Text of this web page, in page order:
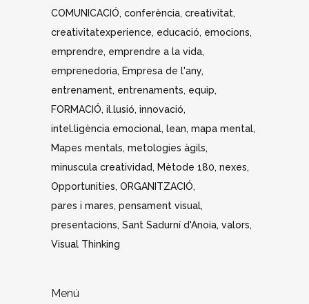
COMUNICACIÓ conferència creativitat
creativitatexperience educació emocions
emprendre emprendre a la vida
emprenedoria Empresa de l'any
entrenament entrenaments equip
FORMACIÓ il.lusió innovació
intel.ligència emocional lean mapa mental
Mapes mentals metologies àgils
minuscula creatividad
Mètode 180 nexes
Opportunities ORGANITZACIÓ
pares i mares pensament visual
presentacions Sant Sadurní d'Anoia valors
Visual Thinking
Menú